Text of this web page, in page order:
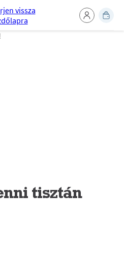
tisztán